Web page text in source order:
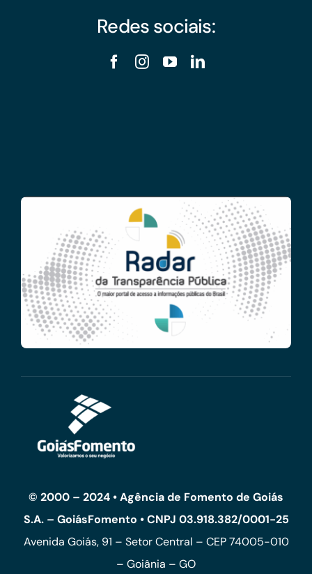
Redes sociais:
© 2000 – 2024 • Agência de Fomento de Goiás
S.A. – GoiásFomento • CNPJ 03.918.382/0001-25
Avenida Goiás, 91 – Setor Central – CEP 74005-010
– Goiânia – GO